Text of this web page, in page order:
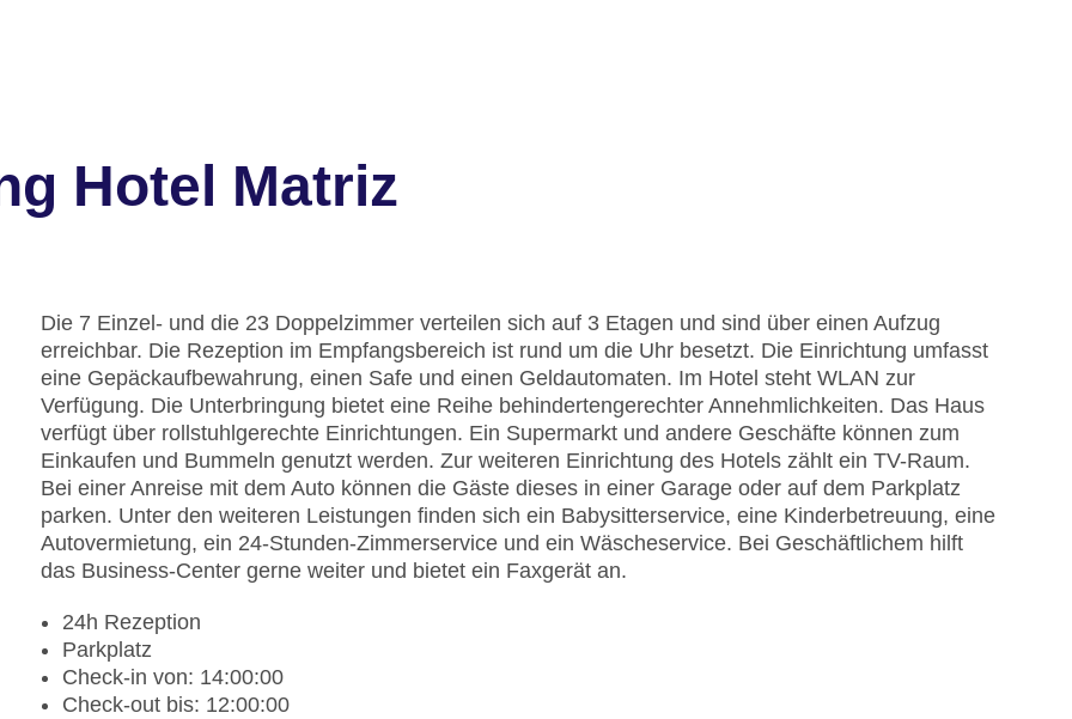
Hotel Matriz
Die 7 Einzel- und die 23 Doppelzimmer verteilen sich auf 3 Etagen und sind über einen Aufzug
erreichbar. Die Rezeption im Empfangsbereich ist rund um die Uhr besetzt. Die Einrichtung umfasst
eine Gepäckaufbewahrung, einen Safe und einen Geldautomaten. Im Hotel steht WLAN zur
Verfügung. Die Unterbringung bietet eine Reihe behindertengerechter Annehmlichkeiten. Das Haus
verfügt über rollstuhlgerechte Einrichtungen. Ein Supermarkt und andere Geschäfte können zum
Einkaufen und Bummeln genutzt werden. Zur weiteren Einrichtung des Hotels zählt ein TV-Raum.
Bei einer Anreise mit dem Auto können die Gäste dieses in einer Garage oder auf dem Parkplatz
parken. Unter den weiteren Leistungen finden sich ein Babysitterservice, eine Kinderbetreuung, eine
Autovermietung, ein 24-Stunden-Zimmerservice und ein Wäscheservice. Bei Geschäftlichem hilft
das Business-Center gerne weiter und bietet ein Faxgerät an.
24h Rezeption
Parkplatz
Check-in von: 14:00:00
Check-out bis: 12:00:00